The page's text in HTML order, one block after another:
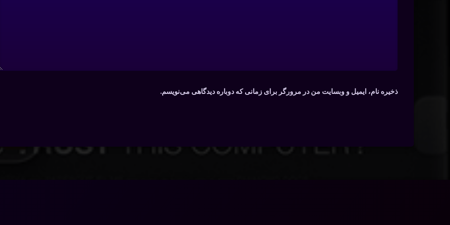
ذخیره نام، ایمیل و وبسایت من در مرورگر برای زمانی که دوباره دیدگاهی می‌نویسم.